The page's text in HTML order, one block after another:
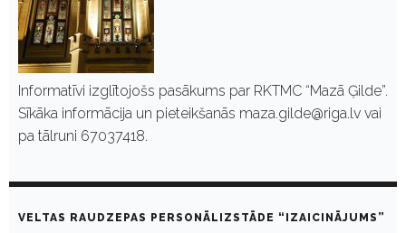
Informatīvi izglītojošs pasākums par RKTMC “Mazā Ģilde”.
Sīkāka informācija un pieteikšanās maza.gilde@riga.lv vai
pa tālruni 67037418.
VELTAS RAUDZEPAS PERSONĀLIZSTĀDE “IZAICINĀJUMS”